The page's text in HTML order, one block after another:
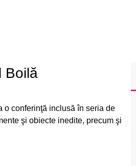
Boilă
o conferinţă inclusă în seria de
şi obiecte inedite, precum şi